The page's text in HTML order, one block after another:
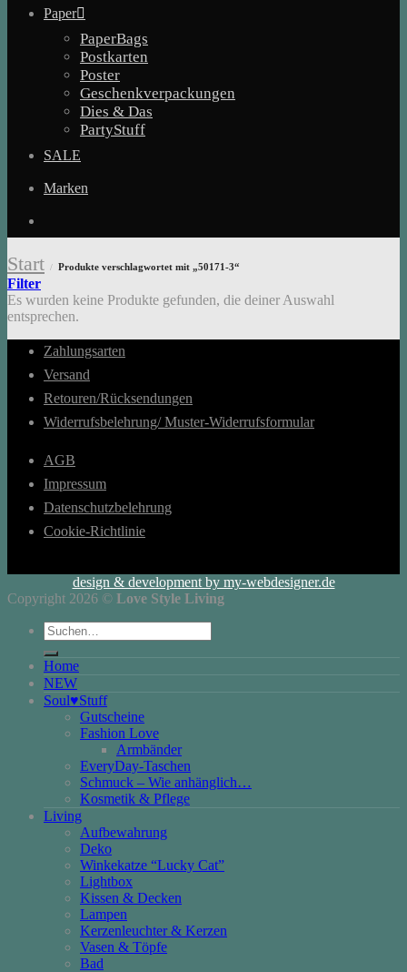
Paper
PaperBags
Postkarten
Poster
Geschenkverpackungen
Dies & Das
PartyStuff
SALE
Marken
Start / Produkte verschlagwortet mit „50171-3“
Filter
Es wurden keine Produkte gefunden, die deiner Auswahl
entsprechen.
Zahlungsarten
Versand
Retouren/Rücksendungen
Widerrufsbelehrung/ Muster-Widerrufsformular
AGB
Impressum
Datenschutzbelehrung
Cookie-Richtlinie
design & development by my-webdesigner.de
Copyright 2026 © Love Style Living
Suchen
nach:
Home
NEW
Soul♥Stuff
Gutscheine
Fashion Love
Armbänder
EveryDay-Taschen
Schmuck – Wie anhänglich…
Kosmetik & Pflege
Living
Aufbewahrung
Deko
Winkekatze “Lucky Cat”
Lightbox
Kissen & Decken
Lampen
Kerzenleuchter & Kerzen
Vasen & Töpfe
Bad